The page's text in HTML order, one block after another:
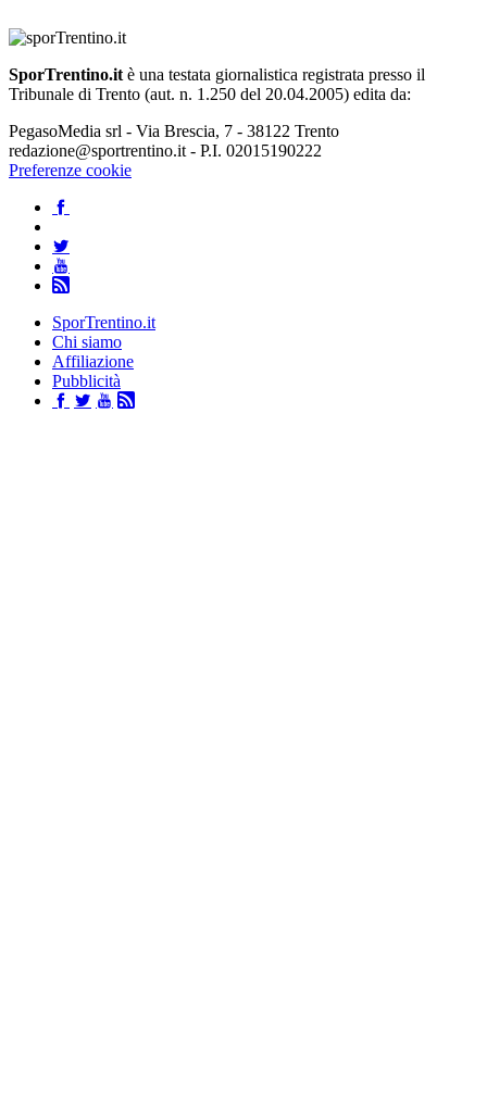
SporTrentino.it è una testata giornalistica registrata presso il
Tribunale di Trento (aut. n. 1.250 del 20.04.2005) edita da:
PegasoMedia srl - Via Brescia, 7 - 38122 Trento
redazione@sportrentino.it - P.I. 02015190222
Preferenze cookie
SporTrentino.it
Chi siamo
Affiliazione
Pubblicità